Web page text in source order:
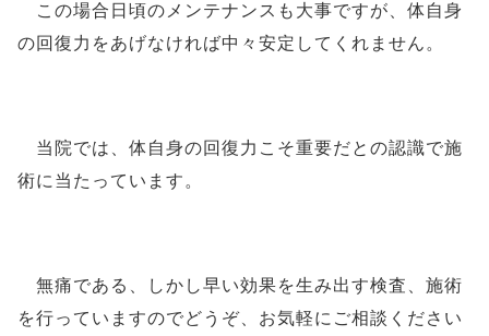
この場合日頃のメンテナンスも大事ですが、体自身
の回復力をあげなければ中々安定してくれません。
当院では、体自身の回復力こそ重要だとの認識で施
術に当たっています。
無痛である、しかし早い効果を生み出す検査、施術
を行っていますのでどうぞ、お気軽にご相談ください